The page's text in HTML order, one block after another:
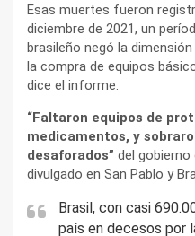
Esas muertes fueron
diciembre de 2021, un
brasileño negó la
la compra de equipos
dice el informe.
“Faltaron equipos de
medicamentos, y
desaforados” del gobierno
divulgado en San Pablo y
Brasil, con casi
país en decesos por